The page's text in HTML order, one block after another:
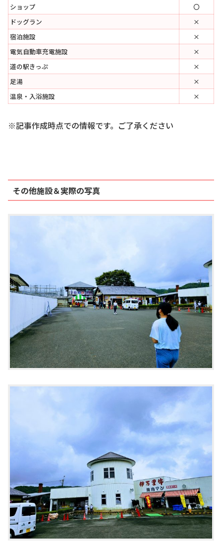
ショップ
〇
ドッグラン
×
宿泊施設
×
電気自動車充電施設
×
道の駅きっぷ
×
足湯
×
温泉・入浴施設
×
※記事作成時点での情報です。ご了承ください
その他施設＆実際の写真